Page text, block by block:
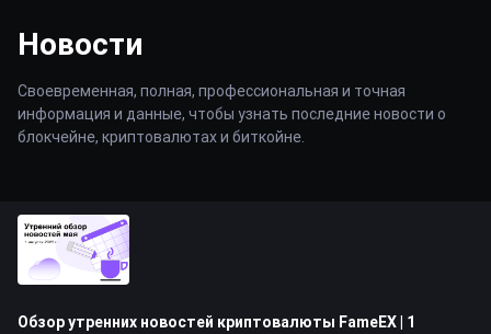
Новости
Своевременная, полная, профессиональная и точная
информация и данные, чтобы узнать последние новости о
блокчейне, криптовалютах и биткойне.
Обзор утренних новостей криптовалюты FameEX | 1